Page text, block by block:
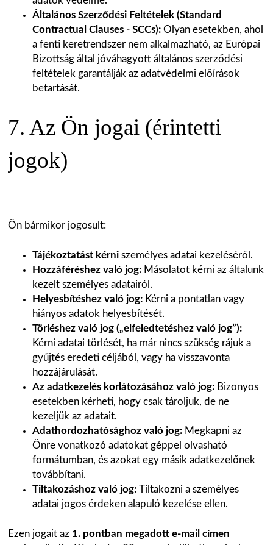
Általános Szerződési Feltételek (Standard
Contractual Clauses - SCCs):Olyan esetekben, ahol
a fenti keretrendszer nem alkalmazható, az Európai
Bizottság által jóváhagyott általános szerződési
feltételek garantálják az adatvédelmi előírások
betartását.
7. Az Ön jogai (érintetti
jogok)
Ön bármikor jogosult:
Tájékoztatást kérniszemélyes adatai kezeléséről.
Hozzáféréshez való jog:Másolatot kérni az általunk
kezelt személyes adatairól.
Helyesbítéshez való jog:Kérni a pontatlan vagy
hiányos adatok helyesbítését.
Törléshez való jog („elfeledtetéshez való jog”):
Kérni adatai törlését, ha már nincs szükség rájuk a
gyűjtés eredeti céljából, vagy ha visszavonta
hozzájárulását.
Az adatkezelés korlátozásához való jog:Bizonyos
esetekben kérheti, hogy csak tároljuk, de ne
kezeljük az adatait.
Adathordozhatósághoz való jog:Megkapni az
Önre vonatkozó adatokat géppel olvasható
formátumban, és azokat egy másik adatkezelőnek
továbbítani.
Tiltakozáshoz való jog:Tiltakozni a személyes
adatai jogos érdeken alapuló kezelése ellen.
Ezen jogait az 1. pontban megadott e-mail címen